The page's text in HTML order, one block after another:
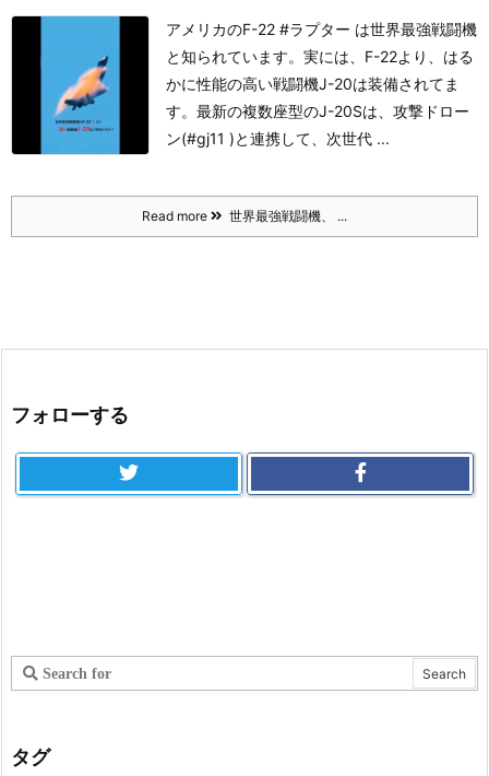
アメリカのF-22 #ラプター は世界最強戦闘機
と知られています。実には、F-22より、はる
かに性能の高い戦闘機J-20は装備されてま
す。最新の複数座型のJ-20Sは、攻撃ドロー
ン(#gj11 )と連携して、次世代 ...
Read more 世界最強戦闘機、 ...
フォローする
タグ